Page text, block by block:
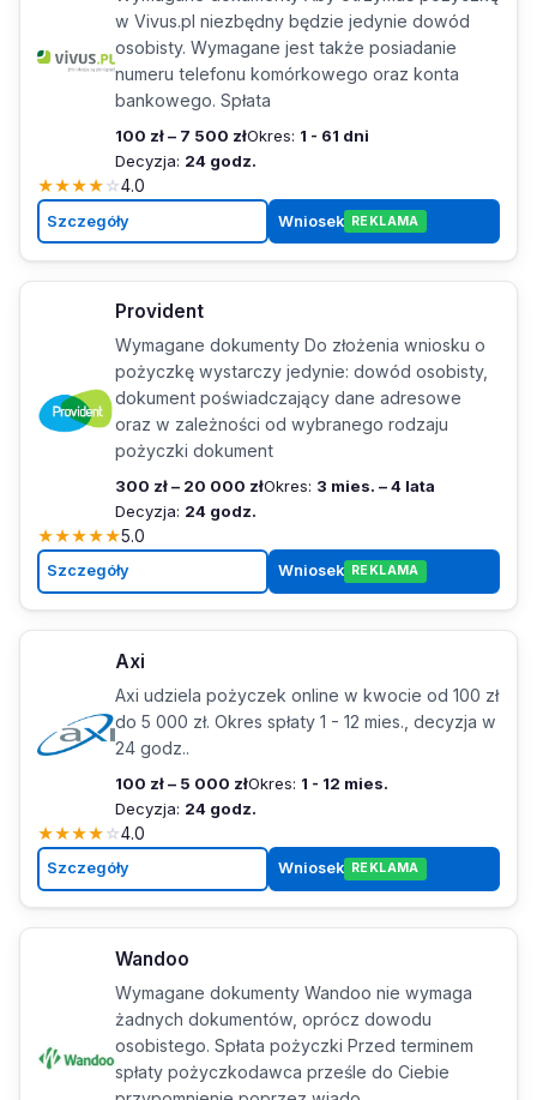
w Vivus.pl niezbędny będzie jedynie dowód
osobisty. Wymagane jest także posiadanie
numeru telefonu komórkowego oraz konta
bankowego. Spłata
100 zł – 7 500 złOkres: 1 - 61 dni
Decyzja: 24 godz.
★★★★☆4.0
Szczegóły Wniosek REKLAMA
Provident
Wymagane dokumenty Do złożenia wniosku o
pożyczkę wystarczy jedynie: dowód osobisty,
dokument poświadczający dane adresowe
oraz w zależności od wybranego rodzaju
pożyczki dokument
300 zł – 20 000 złOkres: 3 mies. – 4 lata
Decyzja: 24 godz.
★★★★★5.0
Szczegóły Wniosek REKLAMA
Axi
Axi udziela pożyczek online w kwocie od 100 zł
do 5 000 zł. Okres spłaty 1 - 12 mies., decyzja w
24 godz..
100 zł – 5 000 złOkres: 1 - 12 mies.
Decyzja: 24 godz.
★★★★☆4.0
Szczegóły Wniosek REKLAMA
Wandoo
Wymagane dokumenty Wandoo nie wymaga
żadnych dokumentów, oprócz dowodu
osobistego. Spłata pożyczki Przed terminem
spłaty pożyczkodawca prześle do Ciebie